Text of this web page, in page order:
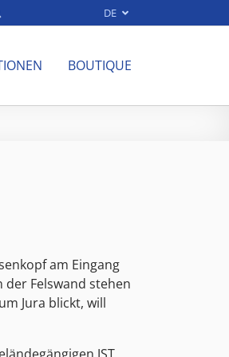
DE
BOUTIQUE
am Eingang
der Felswand stehen
Jura blickt, will